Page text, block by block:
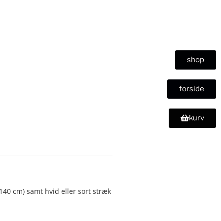
shop
forside
kurv
cm) samt hvid eller sort stræk